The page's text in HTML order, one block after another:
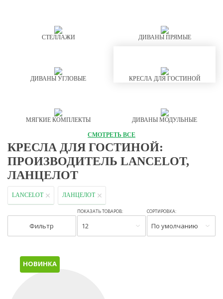
СТЕЛЛАЖИ ДИВАНЫ ПРЯМЫЕ
ДИВАНЫ УГЛОВЫЕ КРЕСЛА ДЛЯ ГОСТИНОЙ
МЯГКИЕ КОМПЛЕКТЫ ДИВАНЫ МОДУЛЬНЫЕ
СМОТРЕТЬ ВСЕ
КРЕСЛА ДЛЯ ГОСТИНОЙ:
ПРОИЗВОДИТЕЛЬ LANCELOT,
ЛАНЦЕЛОТ
LANCELOT ЛАНЦЕЛОТ
Фильтр
ПОКАЗАТЬ ТОВАРОВ:
12
СОРТИРОВКА:
По умолчанию
НОВИНКА